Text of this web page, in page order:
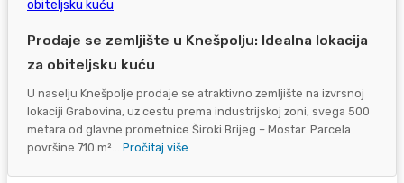
Prodaje se zemljište u Knešpolju: Idealna lokacija
za obiteljsku kuću
U naselju Knešpolje prodaje se atraktivno zemljište na izvrsnoj
lokaciji Grabovina, uz cestu prema industrijskoj zoni, svega 500
metara od glavne prometnice Široki Brijeg – Mostar. Parcela
površine 710 m²... Pročitaj više